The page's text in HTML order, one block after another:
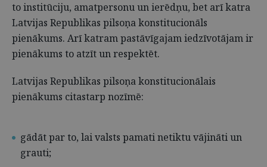
to institūciju, amatpersonu un ierēdņu, bet arī katra
Latvijas Republikas pilsoņa konstitucionāls
pienākums. Arī katram pastāvīgajam iedzīvotājam ir
pienākums to atzīt un respektēt.
Latvijas Republikas pilsoņa konstitucionālais
pienākums citastarp nozīmē:
gādāt par to, lai valsts pamati netiktu vājināti un
grauti;